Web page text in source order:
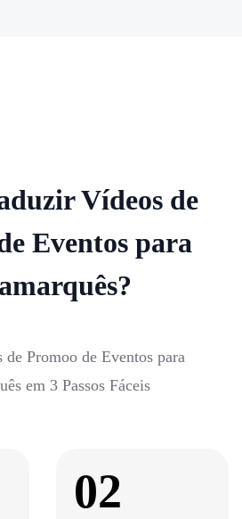
Vídeos de
Eventos para
de Promoo de Eventos para
em 3 Passos Fáceis
02